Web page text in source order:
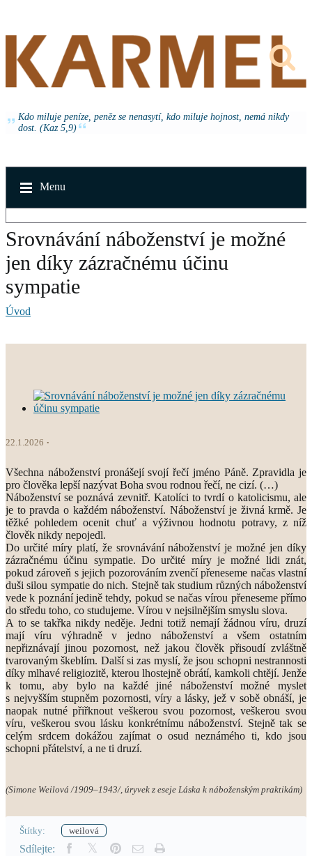
Kdo miluje peníze, peněz se nenasytí, kdo miluje hojnost, nemá nikdy
dost. (Kaz 5,9)
Menu
Srovnávání náboženství je možné
jen díky zázračnému účinu
sympatie
Úvod
22.1.2026
Všechna náboženství pronášejí svojí řečí jméno Páně. Zpravidla je
pro člověka lepší nazývat Boha svou rodnou řečí, ne cizí. (…)
Náboženství se poznává zevnitř. Katolíci to tvrdí o katolicismu, ale
je to pravda o každém náboženství. Náboženství je živná krmě. Je
těžké pohledem ocenit chuť a výživnou hodnotu potravy, z níž
člověk nikdy nepojedl.
Do určité míry platí, že srovnávání náboženství je možné jen díky
zázračnému účinu sympatie. Do určité míry je možné lidi znát,
pokud zároveň s jejich pozorováním zvenčí přeneseme načas vlastní
duši silou sympatie do nich. Stejně tak studium různých náboženství
vede k poznání jedině tehdy, pokud se načas vírou přeneseme přímo
do středu toho, co studujeme. Vírou v nejsilnějším smyslu slova.
A to se takřka nikdy neděje. Jedni totiž nemají žádnou víru, druzí
mají víru výhradně v jedno náboženství a všem ostatním
nepřiznávají jinou pozornost, než jakou člověk přisoudí zvláštně
tvarovaným škeblím. Další si zas myslí, že jsou schopni nestrannosti
díky mlhavé religiozitě, kterou lhostejně obrátí, kamkoli chtějí. Jenže
k tomu, aby bylo na každé jiné náboženství možné myslet
s nejvyšším stupněm pozornosti, víry a lásky, jež v sobě obnáší, je
naopak nutné přiřknout veškerou svou pozornost, veškerou svou
víru, veškerou svou lásku konkrétnímu náboženství. Stejně tak se
celým srdcem dokážou zajímat o osud neznámého ti, kdo jsou
schopni přátelství, a ne ti druzí.
(Simone Weilová /1909–1943/, úryvek z eseje Láska k náboženským praktikám)
Štítky: weilová
Sdílejte: